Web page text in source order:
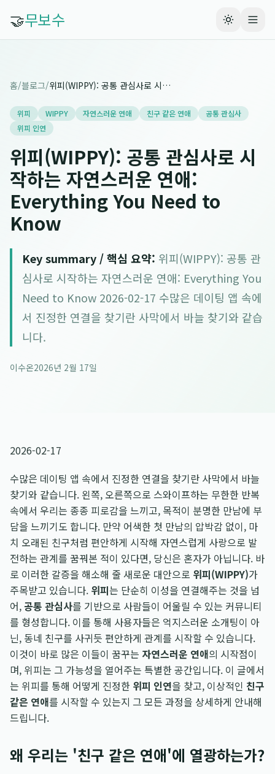
🤝무보수
홈/블로그/ 위피(WIPPY): 공통 관심사로 시작하는 자연스러운 연애: Everything You Need to Know
위피 WIPPY 자연스러운 연애 친구 같은 연애
공통 관심사
위피 인연
위피(WIPPY): 공통 관심사로 시
작하는 자연스러운 연애:
Everything You Need to
Know
Key summary / 핵심 요약: 위피(WIPPY): 공통 관
심사로 시작하는 자연스러운 연애: Everything You
Need to Know 2026-02-17 수많은 데이팅 앱 속에
서 진정한 연결을 찾기란 사막에서 바늘 찾기와 같습
니다.
이수온2026년 2월 17일
2026-02-17
수많은 데이팅 앱 속에서 진정한 연결을 찾기란 사막에서 바늘
찾기와 같습니다. 왼쪽, 오른쪽으로 스와이프하는 무한한 반복
속에서 우리는 종종 피로감을 느끼고, 목적이 분명한 만남에 부
담을 느끼기도 합니다. 만약 어색한 첫 만남의 압박감 없이, 마
치 오래된 친구처럼 편안하게 시작해 자연스럽게 사랑으로 발
전하는 관계를 꿈꿔본 적이 있다면, 당신은 혼자가 아닙니다. 바
로 이러한 갈증을 해소해 줄 새로운 대안으로 위피(WIPPY)가
주목받고 있습니다. 위피는 단순히 이성을 연결해주는 것을 넘
어, 공통 관심사를 기반으로 사람들이 어울릴 수 있는 커뮤니티
를 형성합니다. 이를 통해 사용자들은 억지스러운 소개팅이 아
닌, 동네 친구를 사귀듯 편안하게 관계를 시작할 수 있습니다.
이것이 바로 많은 이들이 꿈꾸는 자연스러운 연애의 시작점이
며, 위피는 그 가능성을 열어주는 특별한 공간입니다. 이 글에서
는 위피를 통해 어떻게 진정한 위피 인연을 찾고, 이상적인 친구
같은 연애를 시작할 수 있는지 그 모든 과정을 상세하게 안내해
드립니다.
왜 우리는 '친구 같은 연애'에 열광하는가?